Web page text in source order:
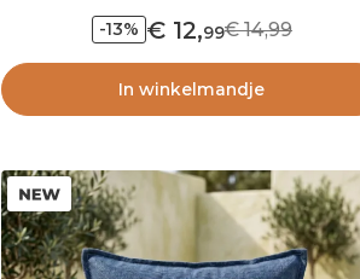
-13% 12,9914,99
In winkelmandje